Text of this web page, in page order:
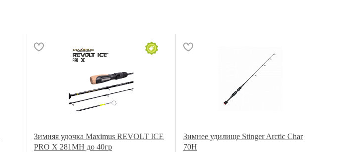
Зимняя удочка Maximus REVOLT ICE
PRO X 281MH до 40гр
Зимнее удилище Stinger Arctic Char
70H